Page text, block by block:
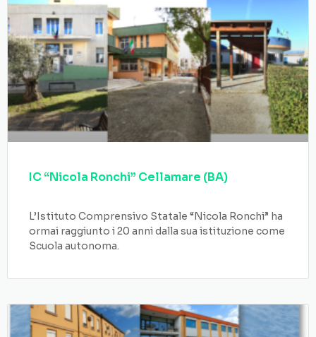
IC “Nicola Ronchi” Cellamare (BA)
L’Istituto Comprensivo Statale “Nicola Ronchi” ha
ormai raggiunto i 20 anni dalla sua istituzione come
Scuola autonoma.